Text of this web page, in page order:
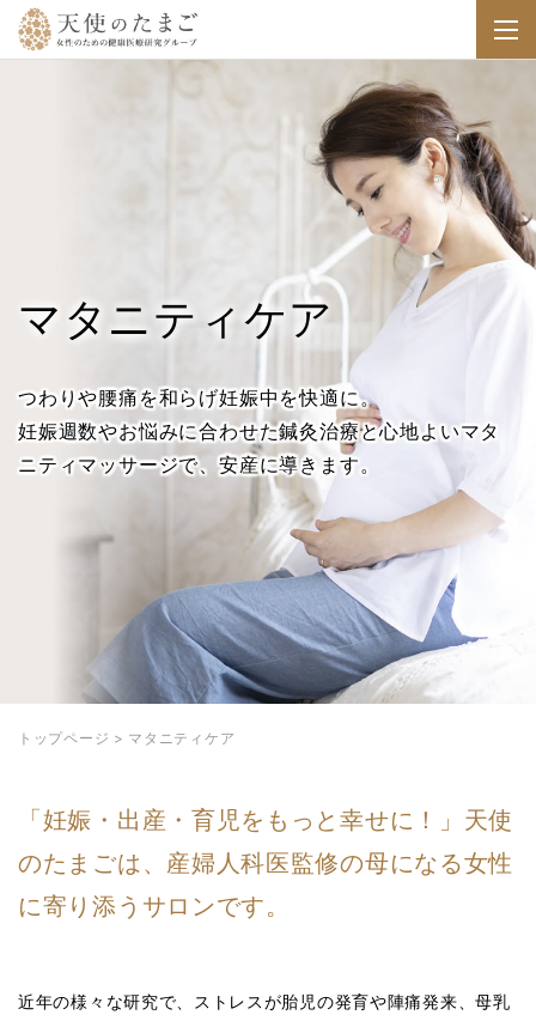
マタニティケア
つわりや腰痛を和らげ妊娠中を快適に。
妊娠週数やお悩みに合わせた鍼灸治療と心地よいマタ
ニティマッサージで、安産に導きます。
トップページ > マタニティケア
「妊娠・出産・育児をもっと幸せに！」 天使
のたまごは、産婦人科医監修の母になる女性
に寄り添うサロンです。
近年の様々な研究で、ストレスが胎児の発育や陣痛発来、母乳